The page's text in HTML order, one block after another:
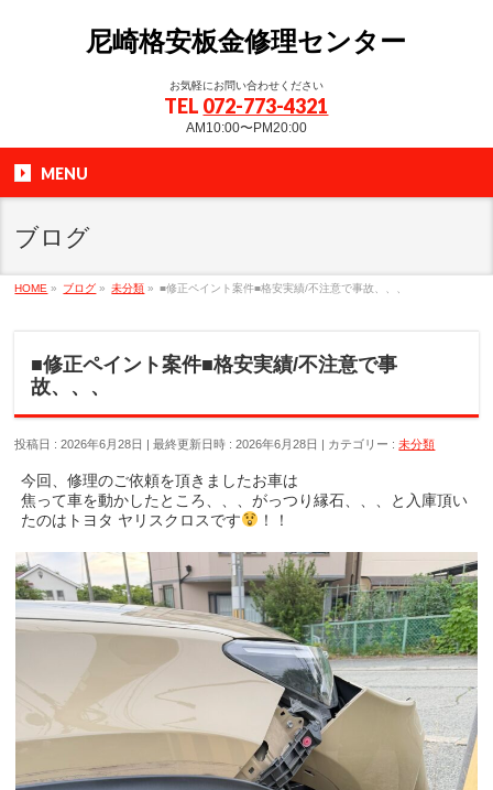
尼崎格安板金修理センター
お気軽にお問い合わせください
TEL 072-773-4321
AM10:00〜PM20:00
MENU
ブログ
HOME » ブログ » 未分類 » ■修正ペイント案件■格安実績/不注意で事故、、、
■修正ペイント案件■格安実績/不注意で事
故、、、
投稿日 : 2026年6月28日 最終更新日時 : 2026年6月28日 カテゴリー :未分類
今回、修理のご依頼を頂きましたお車は
焦って車を動かしたところ、、、がっつり縁石、、、と入庫頂い
たのはトヨタ ヤリスクロスです
！！